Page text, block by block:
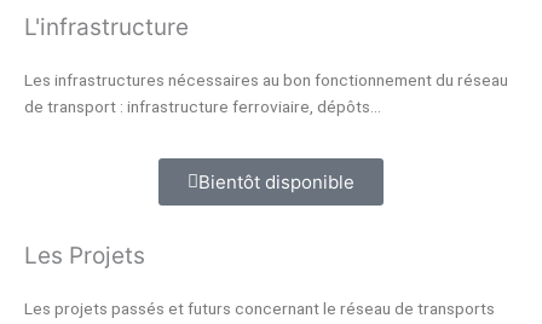
L'infrastructure
Les infrastructures nécessaires au bon fonctionnement du réseau
de transport : infrastructure ferroviaire, dépôts…
Bientôt disponible
Les Projets
Les projets passés et futurs concernant le réseau de transports